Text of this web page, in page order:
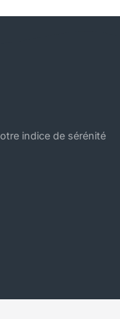
indice de sérénité